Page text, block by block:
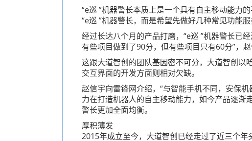
“e巡 ”机器警长本质上是一个具有自主移动能力
“e巡 ”机器警长，而是希望先做好几种常见功能服
经过长达八个月的产品打磨，“e巡 ”机器警长已
有些项目做到了90分，但有些项目只有60分”，赵
这跟大道智创的团队基因密不可分，大道智创以
交互界面的开发方面则相对欠缺。
赵信宇向雷锋网介绍，“与智能手机不同，安保
力在打造机器人的自主移动能力，如今产品逐渐
警长更加全面均衡。
厚积薄发
2015年成立至今，大道智创已经走过了近三个